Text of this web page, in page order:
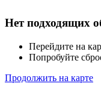
Нет подходящих
Перейдите на
Попробуйте
Продолжить на карте